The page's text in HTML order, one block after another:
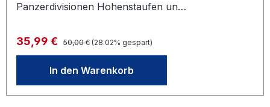
Panzerdivisionen Hohenstaufen und
Schutzeinband und Einband gut
erhalten. Erschienen 1975 im Munin
Verlag Osnabrückvon Wilhelm Tieke
Verkaufspreis:
35,99 € Regulärer Preis:
50,00 € (28.02% gespart)
In den Warenkorb